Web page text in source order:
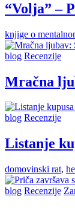
“Volja” –
knjige o
blog Recenzije
Mračna
blog Recenzije
Listanje
domovinski rat,
blog Recenzije